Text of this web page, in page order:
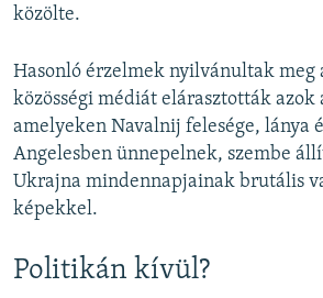
közölte.
Hasonló érzelmek nyilvánultak meg
közösségi médiát elárasztották azok
amelyeken Navalnij felesége, lánya
Angelesben ünnepelnek, szembe
Ukrajna mindennapjainak brutális
képekkel.
Politikán kívül?